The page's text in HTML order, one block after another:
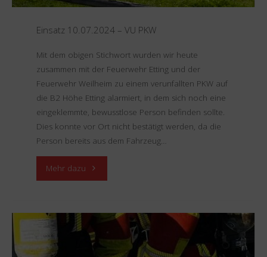
Einsatz 10.07.2024 – VU PKW
Mit dem obigen Stichwort wurden wir heute
zusammen mit der Feuerwehr Etting und der
Feuerwehr Weilheim zu einem verunfallten PKW auf
die B2 Höhe Etting alarmiert, in dem sich noch eine
eingeklemmte, bewusstlose Person befinden sollte.
Dies konnte vor Ort nicht bestätigt werden, da die
Person bereits aus dem Fahrzeug…
Mehr dazu "Einsatz
–
VU